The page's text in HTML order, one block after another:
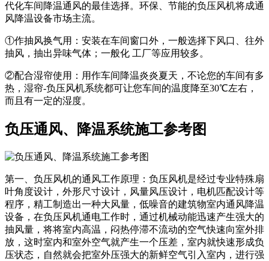
代化车间降温通风的最佳选择。环保、节能的负压风机将成通
风降温设备市场主流。
①作抽风换气用：安装在车间窗口外，一般选择下风口、往外
抽风，抽出异味气体；一般化 工厂等应用较多。
②配合湿帘使用：用作车间降温炎炎夏天，不论您的车间有多
热，湿帘-负压风机系统都可让您车间的温度降至30℃左右，
而且有一定的湿度。
负压通风、降温系统施工参考图
第一、负压风机的通风工作原理：负压风机是经过专业特殊扇
叶角度设计，外形尺寸设计，风量风压设计，电机匹配设计等
程序，精工制造出一种大风量，低噪音的建筑物室内通风降温
设备，在负压风机通电工作时，通过机械动能迅速产生强大的
抽风量，将将室内高温，闷热停滞不流动的空气快速向室外排
放，这时室内和室外空气就产生一个压差，室内就快速形成负
压状态，自然就会把室外压强大的新鲜空气引入室内，进行强